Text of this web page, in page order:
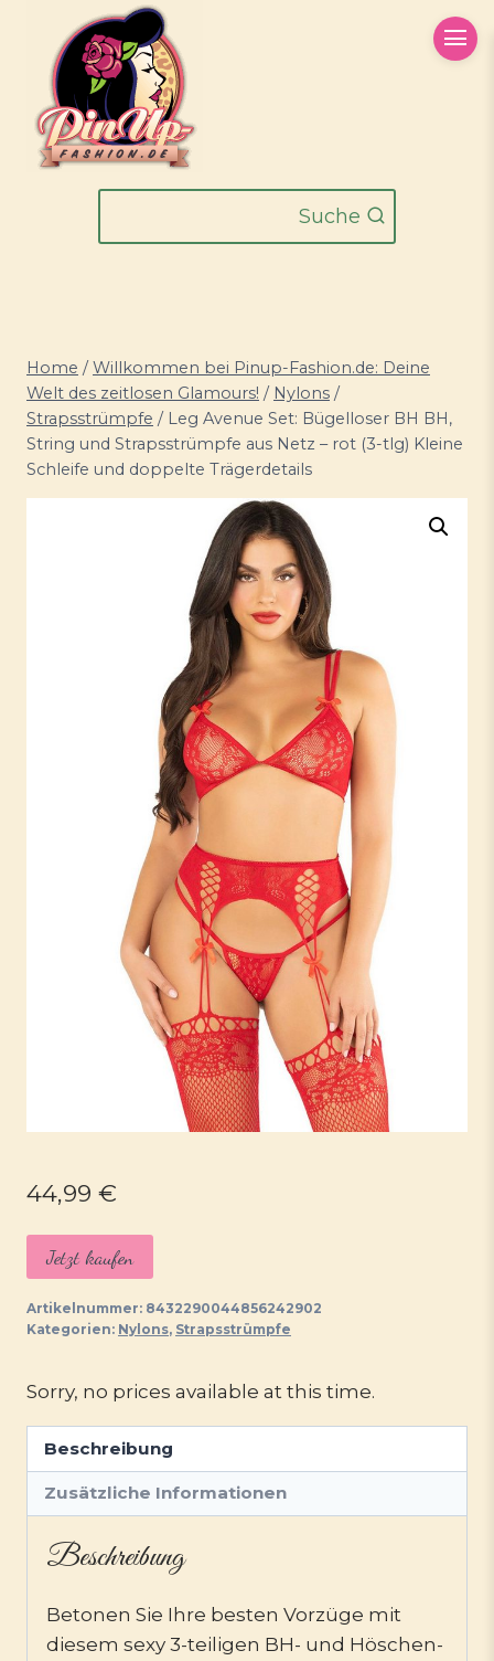
springen
Suche
Home / Willkommen bei Pinup-Fashion.de: Deine
Welt des zeitlosen Glamours! / Nylons /
Strapsstrümpfe / Leg Avenue Set: Bügelloser BH BH,
String und Strapsstrümpfe aus Netz – rot (3-tlg) Kleine
Schleife und doppelte Trägerdetails
44,99 €
Jetzt kaufen
Artikelnummer: 8432290044856242902
Kategorien: Nylons, Strapsstrümpfe
Sorry, no prices available at this time.
Beschreibung
Zusätzliche Informationen
Beschreibung
Betonen Sie Ihre besten Vorzüge mit
diesem sexy 3-teiligen BH- und Höschen-